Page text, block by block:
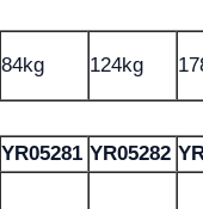
84kg 124kg
YR05281 YR05282